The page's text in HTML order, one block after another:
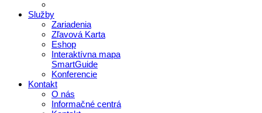
Služby
Zariadenia
Zľavová Karta
Eshop
Interaktívna mapa
SmartGuide
Konferencie
Kontakt
O nás
Informačné centrá